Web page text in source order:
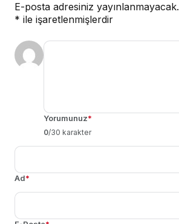
E-posta adresiniz yayınlanmayacak.
* ile işaretlenmişlerdir
Yorumunuz*
0/30 karakter
Ad*